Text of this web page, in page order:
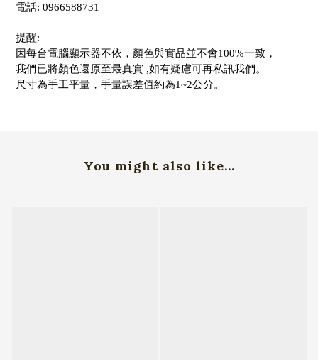
電話: 0966588731
提醒:
因每台電腦顯示器不依，顏色與實品並不會100%一致，
我們已將顏色還原至最真實 ,如有疑慮可再私訊我們。
尺寸為手工平量，手量誤差值約為1~2公分。
You might also like...